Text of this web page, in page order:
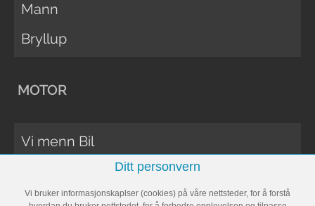
Mann
Bryllup
MOTOR
Vi menn Bil
Vi Menn Båt
Ditt personvern
Vi bruker informasjonskaplser (cookies) på våre nettsteder, for å forstå